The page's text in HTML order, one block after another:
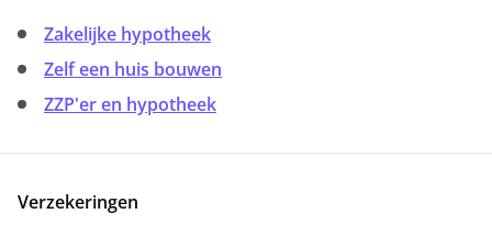
Zakelijke hypotheek
Zelf een huis bouwen
ZZP'er en hypotheek
Verzekeringen